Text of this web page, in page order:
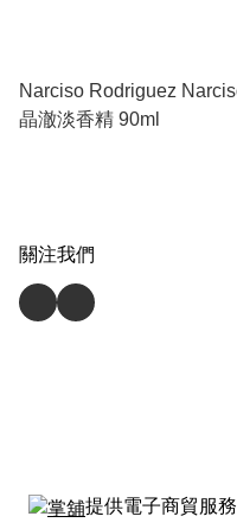
Narciso Rodriguez Narciso
晶澈淡香精 90ml
關注我們
提供電子商貿服務